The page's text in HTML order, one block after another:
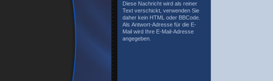
Diese Nachricht wird als reiner
Text verschickt, verwenden Sie
daher kein HTML oder BBCode.
Als Antwort-Adresse für die E-
Mail wird Ihre E-Mail-Adresse
angegeben.